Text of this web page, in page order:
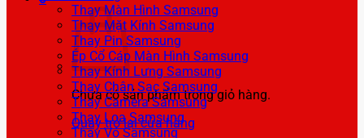
Chưa có sản phẩm trong giỏ hàng.
Quay trở lại cửa hàng
Thay Màn Hình Samsung
Thay Mặt Kính Samsung
Thay Pin Samsung
Ép Cổ Cáp Màn Hình Samsung
Thay Kính Lưng Samsung
Thay Chân Sạc Samsung
Thay Camera Samsung
Thay Loa Samsung
Thay Vỏ Samsung